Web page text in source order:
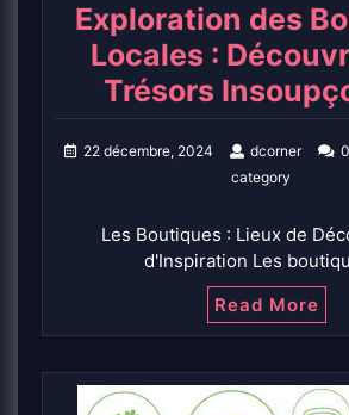
Exploration des
Locales :
Trésors
22 décembre, 2024 dcorner
category
Les Boutiques : Lieux de
d'Inspiration Les
Read More